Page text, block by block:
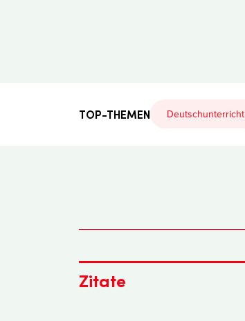
TOP-THEMEN Deutschunterricht
Zitate